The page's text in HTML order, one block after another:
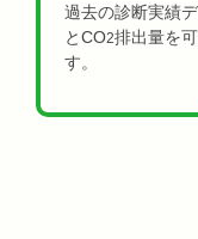
過去の診断実績
とCO2排出量を
す。